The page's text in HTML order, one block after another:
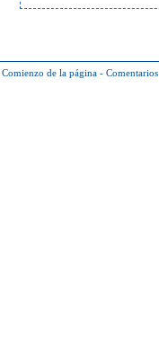
Comienzo de la página - Comentarios